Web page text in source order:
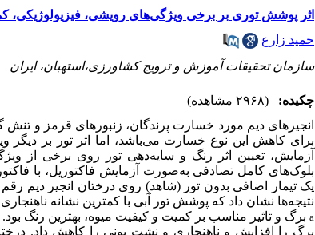
اثر پوشش توری بر برخی ویژگی‌های رویشی، فیزیولوژیکی،
حمید زارع
سازمان تحقیقات آموزش و ترویج کشاورزی،استهبان، ایران
چکیده:
(۲۹۶۸ مشاهده)
انجیرهای دیم مورد خسارت پرندگان، زنبورهای قرمز و
برای کاهش این نوع خسارت می‌‌باشد، اما اثر تور بر
آزمایش، تعیین اثر رنگ و سایه‌‌دهی تور روی برخی از
بلوک‌‌های کامل تصادفی به‌‌صورت آزمایش فاکتوریل، با
نتیجه‌ها نشان داد که پوشش تور آبی با کمترین نشانه
a
برگ را افزایش و ناهنجاری و نشت یونی را کاهش داد.